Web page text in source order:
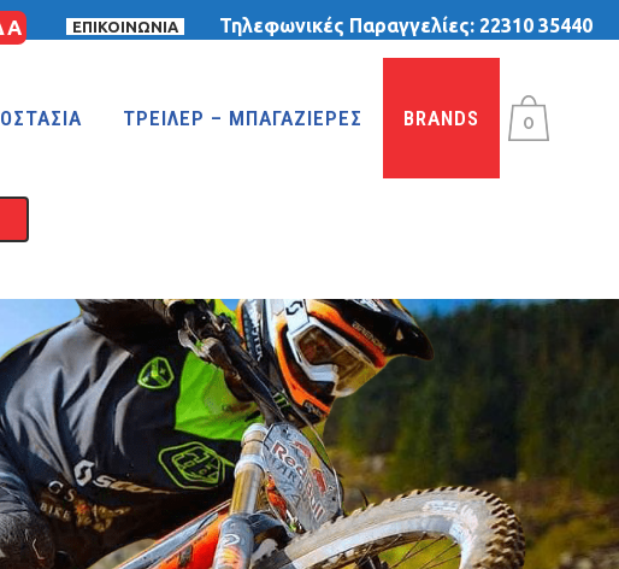
ΕΠΙΚΟΙΝΩΝΙΑ Τηλεφωνικές Παραγγελίες: 22310 35440
0
ΤΡΙΚΥΚΛΑ ΜΕ ΤΕΝΤΑ
ΤΡΙΚΥΚΛΑ ΜΕ ΦΟΥΣΚΩΤΕΣ ΡΟΔΕΣ
ΙΣΟΡΡΟΠΙΑΣ
MTB 29″ DISC
MTB 29″ V-BRAKE
ΤΡΕΙΛΕΡ – ΜΠΑΓΑΖΙΕΡΕΣ BRANDS